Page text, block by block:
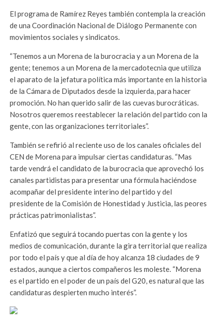
El programa de Ramírez Reyes también contempla la creación
de una Coordinación Nacional de Diálogo Permanente con
movimientos sociales y sindicatos.
“Tenemos a un Morena de la burocracia y a un Morena de la
gente; tenemos a un Morena de la mercadotecnia que utiliza
el aparato de la jefatura política más importante en la historia
de la Cámara de Diputados desde la izquierda, para hacer
promoción. No han querido salir de las cuevas burocráticas.
Nosotros queremos reestablecer la relación del partido con la
gente, con las organizaciones territoriales”.
También se refirió al reciente uso de los canales oficiales del
CEN de Morena para impulsar ciertas candidaturas. “Mas
tarde vendrá el candidato de la burocracia que aprovechó los
canales partidistas para presentar una fórmula haciéndose
acompañar del presidente interino del partido y del
presidente de la Comisión de Honestidad y Justicia, las peores
prácticas patrimonialistas”.
Enfatizó que seguirá tocando puertas con la gente y los
medios de comunicación, durante la gira territorial que realiza
por todo el país y que al día de hoy alcanza 18 ciudades de 9
estados, aunque a ciertos compañeros les moleste. “Morena
es el partido en el poder de un país del G20, es natural que las
candidaturas despierten mucho interés”.